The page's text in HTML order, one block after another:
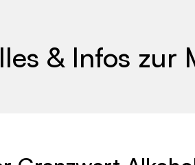
& Infos zur